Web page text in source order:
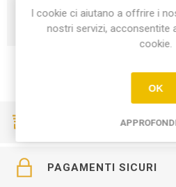
CONSEGNE VELOCI
PAGAMENTI SICURI
I cookie ci aiutano a offrire i
nostri servizi, acconsentite
cookie.
OK